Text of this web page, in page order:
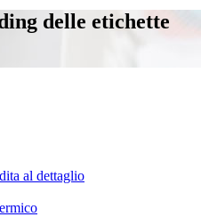
delle etichette
al dettaglio